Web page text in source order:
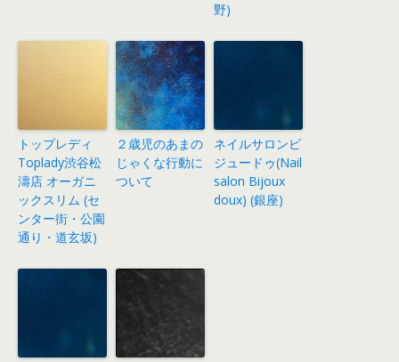
野)
トップレディ
Toplady渋谷松
濤店 オーガニ
ックスリム (セ
ンター街・公園
通り・道玄坂)
２歳児のあまの
じゃくな行動に
ついて
ネイルサロンビ
ジュードゥ(Nail
salon Bijoux
doux) (銀座)